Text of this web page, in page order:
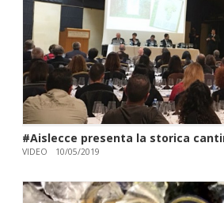
#Aislecce presenta la storica
VIDEO 10/05/2019